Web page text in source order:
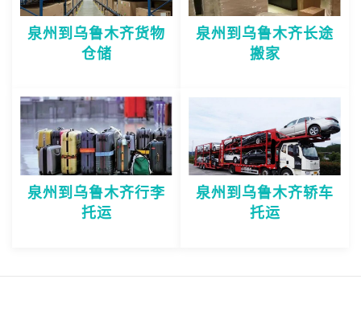
泉州到乌鲁木齐货物
仓储
泉州到乌鲁木齐长途
搬家
泉州到乌鲁木齐行李
托运
泉州到乌鲁木齐轿车
托运